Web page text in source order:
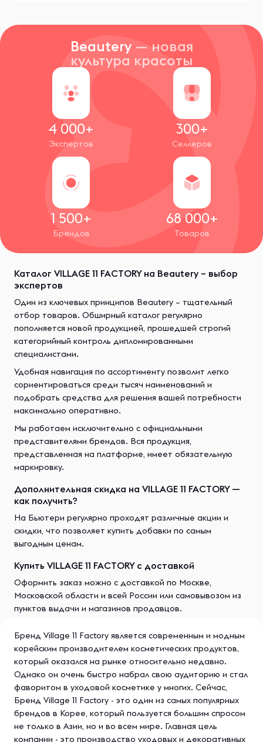
Beautery — новая
культура красоты
4 000+
Экспертов
300+
Селлеров
1 500+
Брендов
68 000+
Товаров
Каталог VILLAGE 11 FACTORY на Beautery – выбор
экспертов
Один из ключевых принципов Beautery – тщательный
отбор товаров. Обширный каталог регулярно
пополняется новой продукцией, прошедшей строгий
категорийный контроль дипломированными
специалистами.
Удобная навигация по ассортименту позволит легко
сориентироваться среди тысяч наименований и
подобрать средства для решения вашей потребности
максимально оперативно.
Мы работаем исключительно с официальными
представителями брендов. Вся продукция,
представленная на платформе, имеет обязательную
маркировку.
Дополнительная скидка на VILLAGE 11 FACTORY —
как получить?
На Бьютери регулярно проходят различные акции и
скидки, что позволяет купить добавки по самым
выгодным ценам.
Купить VILLAGE 11 FACTORY с доставкой
Оформить заказ можно с доставкой по Москве,
Московской области и всей России или самовывозом из
пунктов выдачи и магазинов продавцов.
Бренд Village 11 Factory является современным и модным
корейским производителем косметических продуктов,
который оказался на рынке относительно недавно.
Однако он очень быстро набрал свою аудиторию и стал
фаворитом в уходовой косметике у многих. Сейчас,
Бренд Village 11 Factory - это один из самых популярных
брендов в Корее, который пользуется большим спросом
не только в Азии, но и во всем мире. Главная цель
компании - это производство уходовых и декоративных